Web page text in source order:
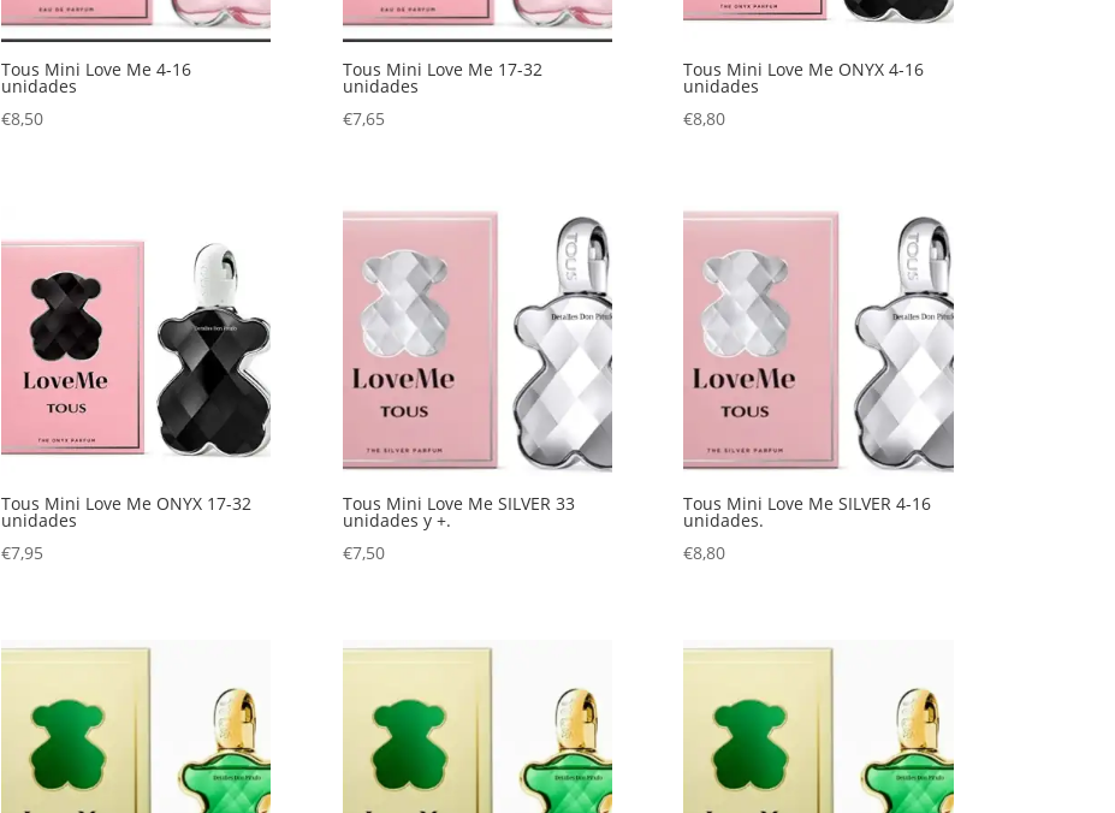
Tous Mini Love Me 4-16
unidades
€8,50
Tous Mini Love Me 17-32
unidades
€7,65
Tous Mini Love Me ONYX 4-16
unidades
€8,80
Tous Mini Love Me ONYX 17-32
unidades
€7,95
Tous Mini Love Me SILVER 33
unidades y +.
€7,50
Tous Mini Love Me SILVER 4-16
unidades.
€8,80